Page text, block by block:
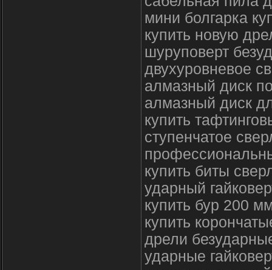
мини болгарка
купить новую
шуруповерт
двухуровневое
алмазный диск
алмазный диск
купить
ступенчатое
купить биты
ударный
купить бур 200
купить
дрели
ударные